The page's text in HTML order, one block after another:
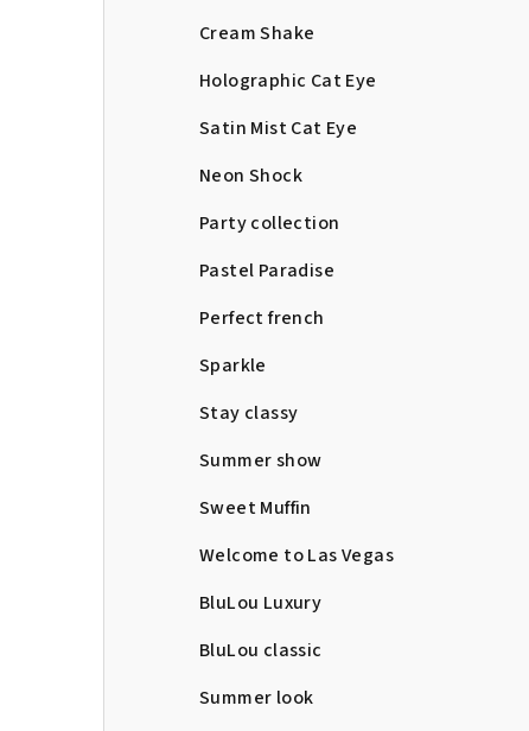
Cream Shake
Holographic Cat Eye
Satin Mist Cat Eye
Neon Shock
Party collection
Pastel Paradise
Perfect french
Sparkle
Stay classy
Summer show
Sweet Muffin
Welcome to Las Vegas
BluLou Luxury
BluLou classic
Summer look